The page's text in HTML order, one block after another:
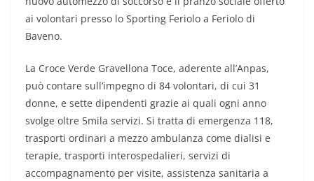
ai volontari presso lo Sporting Feriolo a Feriolo di
Baveno.
La Croce Verde Gravellona Toce, aderente all’Anpas,
può contare sull’impegno di 84 volontari, di cui 31
donne, e sette dipendenti grazie ai quali ogni anno
svolge oltre 5mila servizi. Si tratta di emergenza 118,
trasporti ordinari a mezzo ambulanza come dialisi e
terapie, trasporti interospedalieri, servizi di
accompagnamento per visite, assistenza sanitaria a